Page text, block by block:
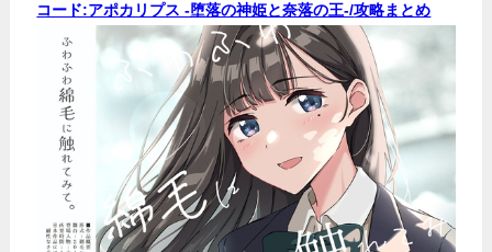
コード:アポカリプス -堕落の神姫と奈落の王-/攻略まとめ